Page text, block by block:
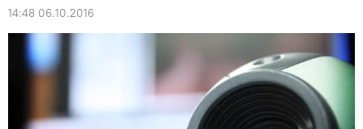
14:48 06.10.2016